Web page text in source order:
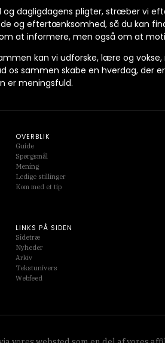
dagligdagens pligter, stræber vi
og eftertænksomhed, så du kan
at informere, men også om at
kan vi udforske, lære og
sammen skabe en hverdag, der
er meningsfuld.
OVERBLIK
Guide
Spørgsmål
Mening
Ledige stillinger
Kom med et tip
LINKS PÅ SIDEN
Sidetræ
Nyheder
Arkiv
Tekstunivers
Webfeed